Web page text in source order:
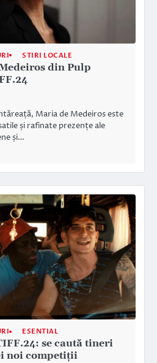
STIRI LOCALE
din Pulp
Maria de Medeiros este
și rafinate prezențe ale
și…
ESENTIAL
se caută tineri
noi competiții